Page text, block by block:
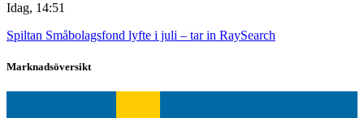
Idag, 14:51
Spiltan Småbolagsfond lyfte i juli – tar in RaySearch
Marknadsöversikt